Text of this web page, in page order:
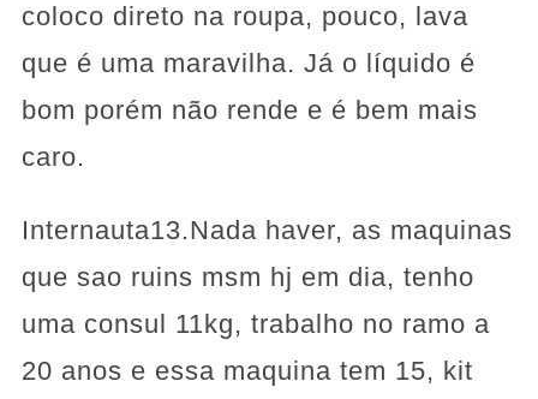
coloco direto na roupa, pouco, lava
que é uma maravilha. Já o líquido é
bom porém não rende e é bem mais
caro.
Internauta13.Nada haver, as maquinas
que sao ruins msm hj em dia, tenho
uma consul 11kg, trabalho no ramo a
20 anos e essa maquina tem 15, kit